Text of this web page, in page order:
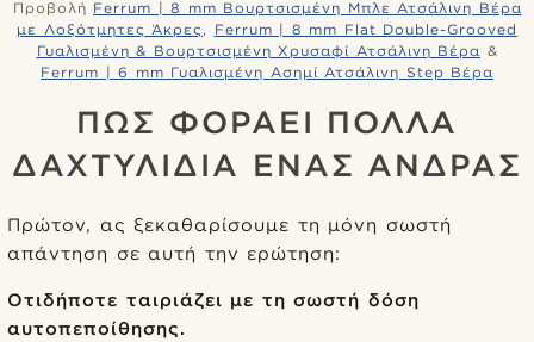
Προβολή Ferrum | 8 mm Βουρτσισμένη Μπλε Ατσάλινη Βέρα
με Λοξότμητες Άκρες , Ferrum | 8 mm Flat Double-Grooved
Γυαλισμένη & Βουρτσισμένη Χρυσαφί Ατσάλινη Βέρα &
Ferrum | 6 mm Γυαλισμένη Ασημί Ατσάλινη Step Βέρα
ΠΩΣ ΦΟΡΑΕΙ ΠΟΛΛΑ
ΔΑΧΤΥΛΙΔΙΑ ΕΝΑΣ ΑΝΔΡΑΣ
Πρώτον, ας ξεκαθαρίσουμε τη μόνη σωστή
απάντηση σε αυτή την ερώτηση:
Οτιδήποτε ταιριάζει με τη σωστή δόση
αυτοπεποίθησης.